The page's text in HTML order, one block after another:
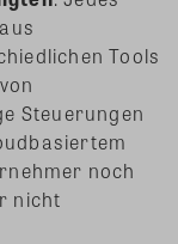
Tools
Steuerungen
noch
nicht